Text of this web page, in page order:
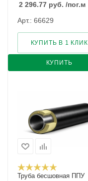
2 296.77 руб. /пог.м
Арт.: 66629
КУПИТЬ
КУПИТЬ В 1 КЛИК
Труба бесшовная ППУ